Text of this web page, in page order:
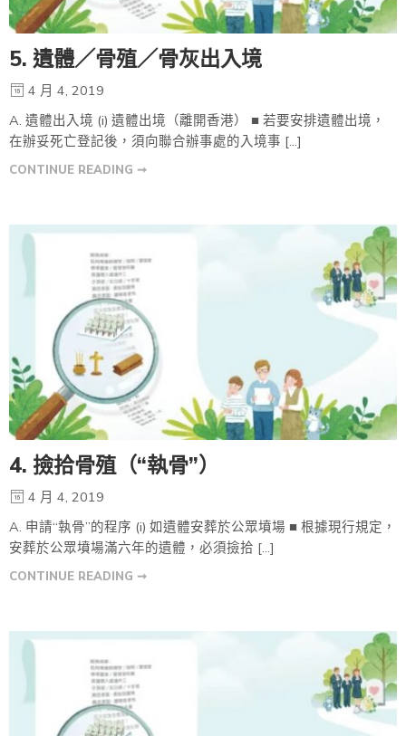
5. 遺體／骨殖／骨灰出入境
4 月 4, 2019
A. 遺體出入境 (i) 遺體出境（離開香港） ■ 若要安排遺體出境，
在辦妥死亡登記後，須向聯合辦事處的入境事 […]
CONTINUE READING ➞
4. 撿拾骨殖（“執骨”）
4 月 4, 2019
A. 申請“執骨”的程序 (i) 如遺體安葬於公眾墳場 ■ 根據現行規定，
安葬於公眾墳場滿六年的遺體，必須撿拾 […]
CONTINUE READING ➞